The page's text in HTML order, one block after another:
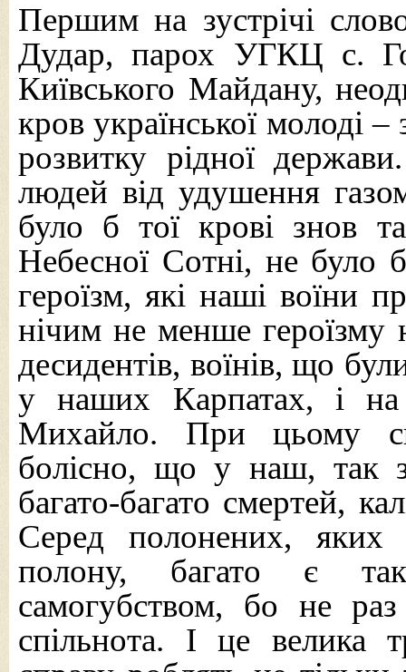
Першим на зустрічі
Дудар, парох УГКЦ с.
Київського Майдану,
кров української молоді
розвитку рідної
людей від удушення
було б тої крові знов
Небесної Сотні, не було
героїзм, які наші воїни
нічим не менше героїзму
десидентів, воїнів, що
у наших Карпатах, і на
Михайло. При цьому
болісно, що у наш, так
багато-багато смертей,
Серед полонених, яких
полону, багато є
самогубством, бо не
спільнота. І це велика